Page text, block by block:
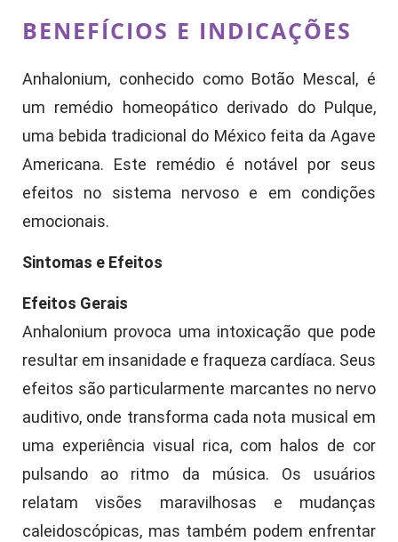
BENEFÍCIOS E INDICAÇÕES
Anhalonium, conhecido como Botão Mescal, é
um remédio homeopático derivado do Pulque,
uma bebida tradicional do México feita da Agave
Americana. Este remédio é notável por seus
efeitos no sistema nervoso e em condições
emocionais.
Sintomas e Efeitos
Efeitos Gerais
Anhalonium provoca uma intoxicação que pode
resultar em insanidade e fraqueza cardíaca. Seus
efeitos são particularmente marcantes no nervo
auditivo, onde transforma cada nota musical em
uma experiência visual rica, com halos de cor
pulsando ao ritmo da música. Os usuários
relatam visões maravilhosas e mudanças
caleidoscópicas, mas também podem enfrentar